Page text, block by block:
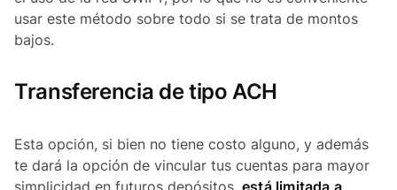
usar este método sobre todo si se trata de montos
bajos.
Transferencia de tipo ACH
Esta opción, si bien no tiene costo alguno, y además
te dará la opción de vincular tus cuentas para mayor